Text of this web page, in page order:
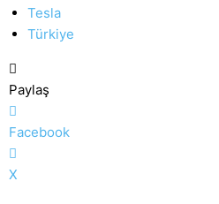
Tesla
Türkiye
Paylaş
Facebook
X